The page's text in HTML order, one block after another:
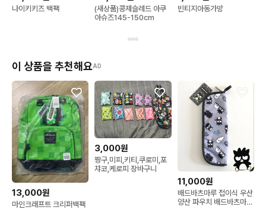
나이키키즈 백팩
(새상품)콩제슬레드 아쿠
아슈즈145-150cm
빈티지아동가방
이 상품을 추천해요AD
13,000원
마인크래프트 크리퍼백팩
3,000원
짱구,미피,키티,쿠로미,포
챠코,케로피 장바구니
11,000원
배드바츠마루 접이식 우산
양산 파우치 배드바츠마루